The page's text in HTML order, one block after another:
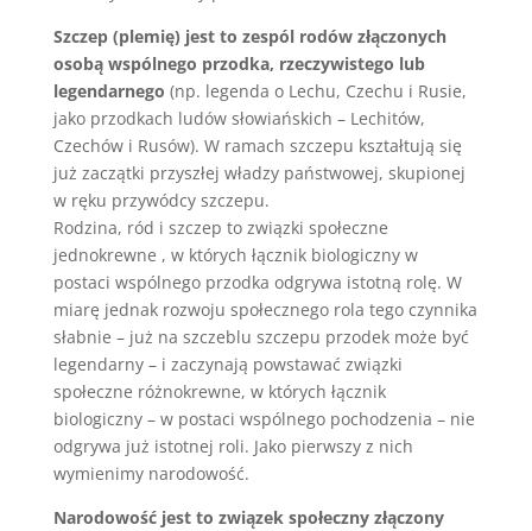
Szczep (plemię) jest to zespól rodów złączonych
osobą wspólnego przodka, rzeczywistego lub
legendarnego (np. legenda o Lechu, Czechu i Rusie,
jako przodkach ludów słowiańskich – Lechitów,
Czechów i Rusów). W ramach szczepu kształtują się
już zaczątki przyszłej władzy państwowej, skupionej
w ręku przywódcy szczepu.
Rodzina, ród i szczep to związki społeczne
jednokrewne , w których łącznik biologiczny w
postaci wspólnego przodka odgrywa istotną rolę. W
miarę jednak rozwoju społecznego rola tego czynnika
słabnie – już na szczeblu szczepu przodek może być
legendarny – i zaczynają powstawać związki
społeczne różnokrewne, w których łącznik
biologiczny – w postaci wspólnego pochodzenia – nie
odgrywa już istotnej roli. Jako pierwszy z nich
wymienimy narodowość.
Narodowość jest to związek społeczny złączony